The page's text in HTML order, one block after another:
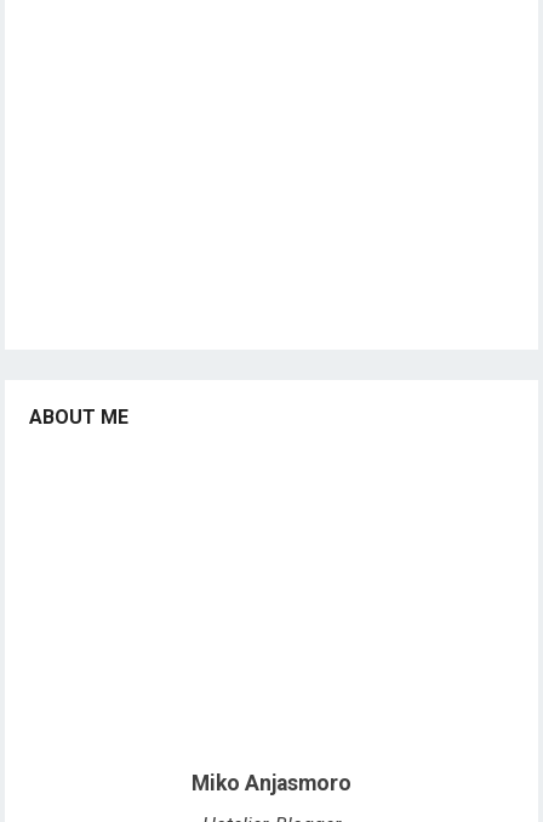
ABOUT ME
Miko Anjasmoro